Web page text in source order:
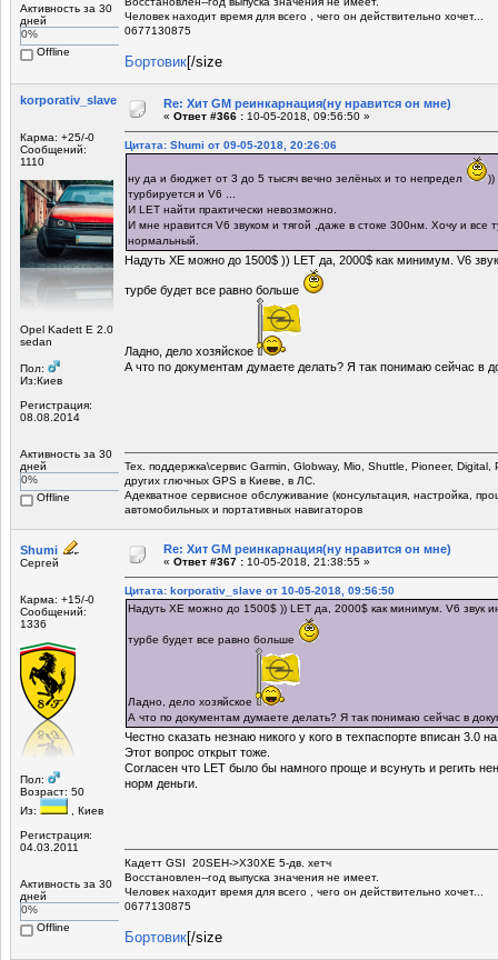
Активность за 30
дней
0%
Offline
Человек находит время для всего , чего он действительно хочет...
0677130875
Бортовик[/size
korporativ_slave
Карма: +25/-0
Сообщений:
1110
Opel Kadett E 2.0
sedan
Пол:
Из:Киев
Регистрация:
08.08.2014
Активность за 30
дней
0%
Offline
Re: Хит GM реинкарнация(ну нравится он мне)
« Ответ #366 : 10-05-2018, 09:56:50 »
Цитата: Shumi от 09-05-2018, 20:26:06
ну да и бюджет от 3 до 5 тысяч вечно зелёных и то непредел
))
турбируется и V6 ...
И LET найти практически невозможно.
И мне нравится V6 звуком и тягой ,даже в стоке 300нм. Хочу и все
нормальный.
Надуть ХЕ можно до 1500$ )) LET да, 2000$ как минимум. V6
турбе будет все равно больше
Ладно, дело хозяйское
А что по документам думаете делать? Я так понимаю сейчас в
Тех. поддержка\сервис Garmin, Globway, Mio, Shuttle, Pioneer,
других глючных GPS в Киеве, в ЛС.
Адекватное сервисное обслуживание (консультация, настройка,
автомобильных и портативных навигаторов
Shumi
Сергей
Карма: +15/-0
Сообщений:
1336
Пол:
Возраст: 50
Из:
, Киев
Регистрация:
04.03.2011
Активность за 30
дней
0%
Offline
Re: Хит GM реинкарнация(ну нравится он мне)
« Ответ #367 : 10-05-2018, 21:38:55 »
Цитата: korporativ_slave от 10-05-2018, 09:56:50
Надуть ХЕ можно до 1500$ )) LET да, 2000$ как минимум. V6 звук
турбе будет все равно больше
Ладно, дело хозяйское
А что по документам думаете делать? Я так понимаю сейчас в
Честно сказать незнаю никого у кого в техпаспорте вписан 3.0
Этот вопрос открыт тоже.
Согласен что LET было бы намного проще и всунуть и регить
норм деньги.
Кадетт GSI 20SEH->X30XE 5-дв. хетч
Восстановлен--год выпуска значения не имеет.
Человек находит время для всего , чего он действительно хочет...
0677130875
Бортовик[/size